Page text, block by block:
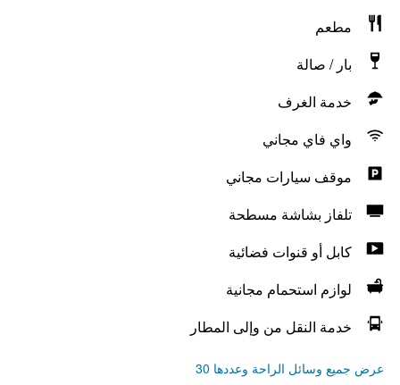
مطعم
بار / صالة
خدمة الغرف
واي فاي مجاني
موقف سيارات مجاني
تلفاز بشاشة مسطحة
كابل أو قنوات فضائية
لوازم استحمام مجانية
خدمة النقل من وإلى المطار
عرض جميع وسائل الراحة وعددها 30